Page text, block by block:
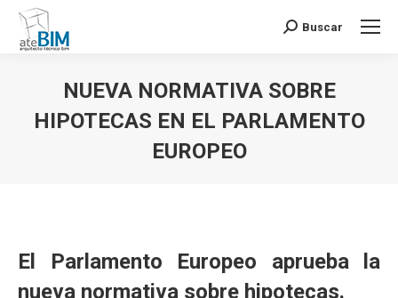
Buscar:
Buscar
NUEVA NORMATIVA SOBRE
HIPOTECAS EN EL PARLAMENTO
EUROPEO
El Parlamento Europeo aprueba la
nueva normativa sobre hipotecas.